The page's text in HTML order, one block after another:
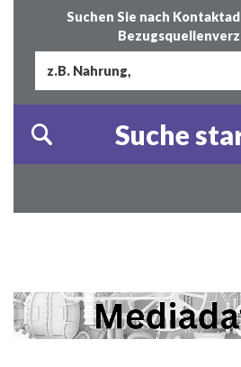
Suchen Sie nach